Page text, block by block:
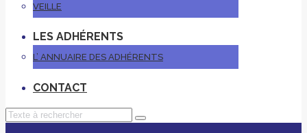
VEILLE
LES ADHÉRENTS
L’ ANNUAIRE DES ADHÉRENTS
CONTACT